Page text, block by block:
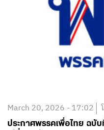
March 20, 2026 - 17:02
ประกาศพรรคเพื่อไทย ฉบั